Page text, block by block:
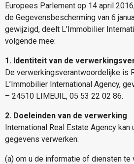
Europees Parlement op 14 april
de Gegevensbescherming van 6
gewijzigd, deelt L’Immobilier
volgende mee:
1. Identiteit van de
De verwerkingsverantwoordelijke is
L’Immobilier International Agency,
– 24510 LIMEUIL, 05 53 22 02 86.
2. Doeleinden van de verwerking
International Real Estate Agency
gegevens verwerken:
(a) om u de informatie of diensten te